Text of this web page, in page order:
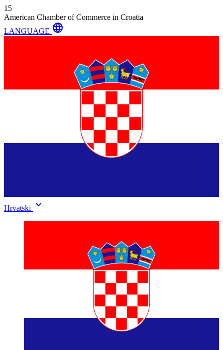
15
American Chamber of Commerce in Croatia
LANGUAGE language
Hrvatski keyboard_arrow_down